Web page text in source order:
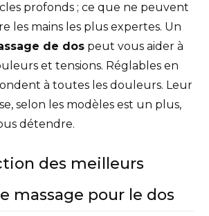
profonds ; ce que ne peuvent
les mains les plus expertes. Un
de dos peut vous aider à
et tensions. Réglables en
à toutes les douleurs. Leur
selon les modèles est un plus,
détendre.
des meilleurs
massage pour le dos